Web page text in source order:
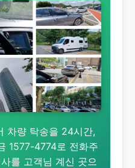
차량 탁송을 24시간,
1577-4774로 전화주
를 고객님 계신 곳으